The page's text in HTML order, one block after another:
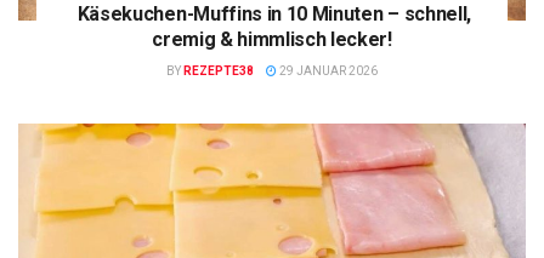
Käsekuchen-Muffins in 10 Minuten – schnell,
cremig & himmlisch lecker!
BY REZEPTE38 29 JANUAR 2026